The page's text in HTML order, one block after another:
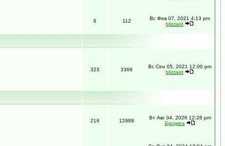
6 112
Вс Фев 07, 2021 4:13 pm
blizzard
323 3368
Вс Сен 05, 2021 12:00 pm
blizzard
216 12989
Вт Авг 04, 2026 12:26 pm
Бродяга